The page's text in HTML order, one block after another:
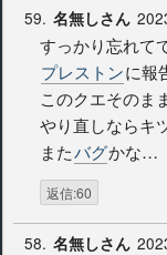
59. 名無しさん
すっかり忘れて
プレストンに報
このクエそのま
やり直しならキ
またバグかな…
返信:60
58. 名無しさん